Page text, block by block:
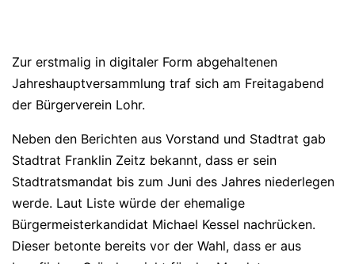
Zur erstmalig in digitaler Form abgehaltenen
Jahreshauptversammlung traf sich am Freitagabend
der Bürgerverein Lohr.
Neben den Berichten aus Vorstand und Stadtrat gab
Stadtrat Franklin Zeitz bekannt, dass er sein
Stadtratsmandat bis zum Juni des Jahres niederlegen
werde. Laut Liste würde der ehemalige
Bürgermeisterkandidat Michael Kessel nachrücken.
Dieser betonte bereits vor der Wahl, dass er aus